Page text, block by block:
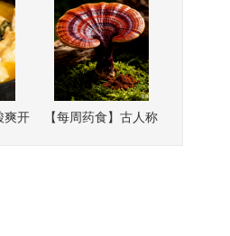
爽开
【每周药食】古人称